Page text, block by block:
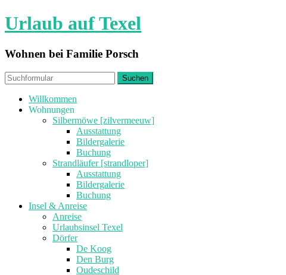
Urlaub auf Texel
Wohnen bei Familie Porsch
Willkommen
Wohnungen
Silbermöwe [zilvermeeuw]
Ausstattung
Bildergalerie
Buchung
Strandläufer [strandloper]
Ausstattung
Bildergalerie
Buchung
Insel & Anreise
Anreise
Urlaubsinsel Texel
Dörfer
De Koog
Den Burg
Oudeschild